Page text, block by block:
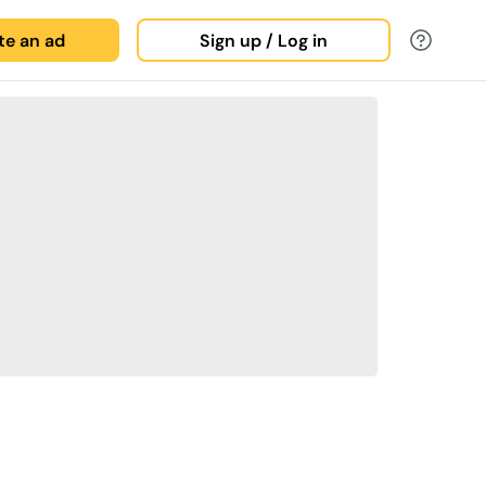
an ad Sign up / Log in